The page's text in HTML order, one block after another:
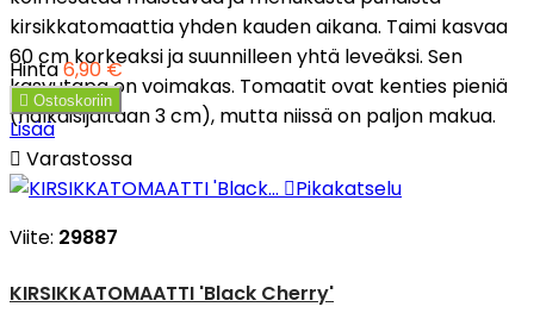
kirsikkatomaattia yhden kauden aikana. Taimi kasvaa
60 cm korkeaksi ja suunnilleen yhtä leveäksi. Sen
kasvutapa on voimakas. Tomaatit ovat kenties pieniä
(halkaisijaltaan 3 cm), mutta niissä on paljon makua.
Hinta6,90 €
 Ostoskoriin
Lisää
 Varastossa
Pikakatselu
Viite: 29887
KIRSIKKATOMAATTI 'Black Cherry'